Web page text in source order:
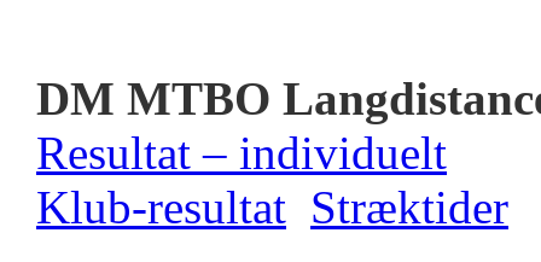
DM MTBO
Resultat – individuelt
Klub-resultat Stræktider